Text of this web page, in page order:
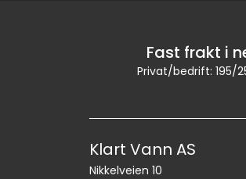
Fast frakt i
Privat/bedrift: 195/
Klart Vann AS
Nikkelveien 10